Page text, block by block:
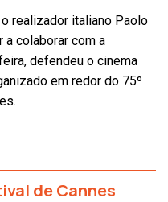
realizador italiano Paolo
a colaborar com a
defendeu o cinema
em redor do 75º
de Cannes